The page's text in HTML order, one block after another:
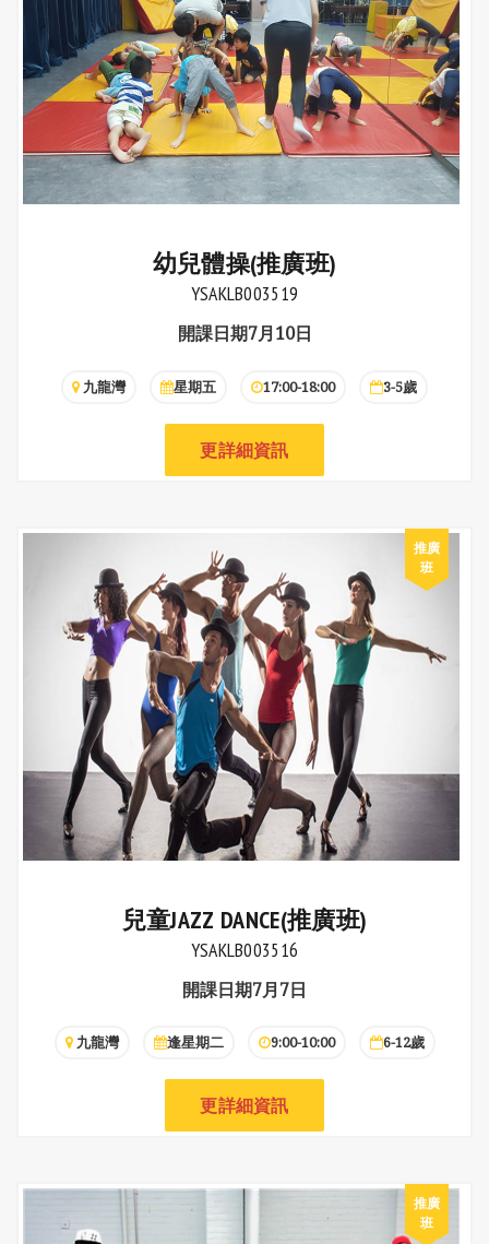
幼兒體操(推廣班)
YSAKLB003519
開課日期7月10日
九龍灣 星期五 17:00-18:00 3-5歲
更詳細資訊
兒童JAZZ DANCE(推廣班)
YSAKLB003516
開課日期7月7日
九龍灣 逢星期二 9:00-10:00 6-12歲
更詳細資訊